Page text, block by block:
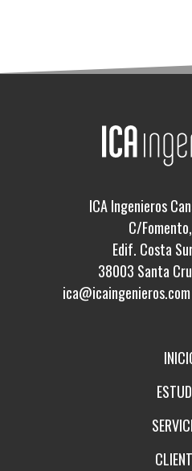
ICA Ingenieros
C/
Edif. Costa
38003 Santa
ica@icaingenieros.com